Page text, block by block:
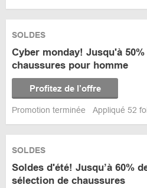
SOLDES
Cyber monday! Jusqu'à
chaussures pour homme
Profitez de l’offre
Promotion terminée Appliqué 52
SOLDES
Soldes d'été! Jusqu’à 60%
sélection de chaussures